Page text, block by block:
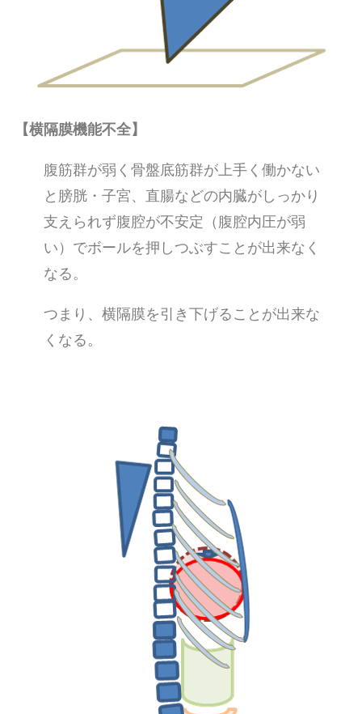
【横隔膜機能不全】
腹筋群が弱く骨盤底筋群が上手く働かない
と膀胱・子宮、直腸などの内臓がしっかり
支えられず腹腔が不安定（腹腔内圧が弱
い）でボールを押しつぶすことが出来なく
なる。
つまり、横隔膜を引き下げることが出来な
くなる。